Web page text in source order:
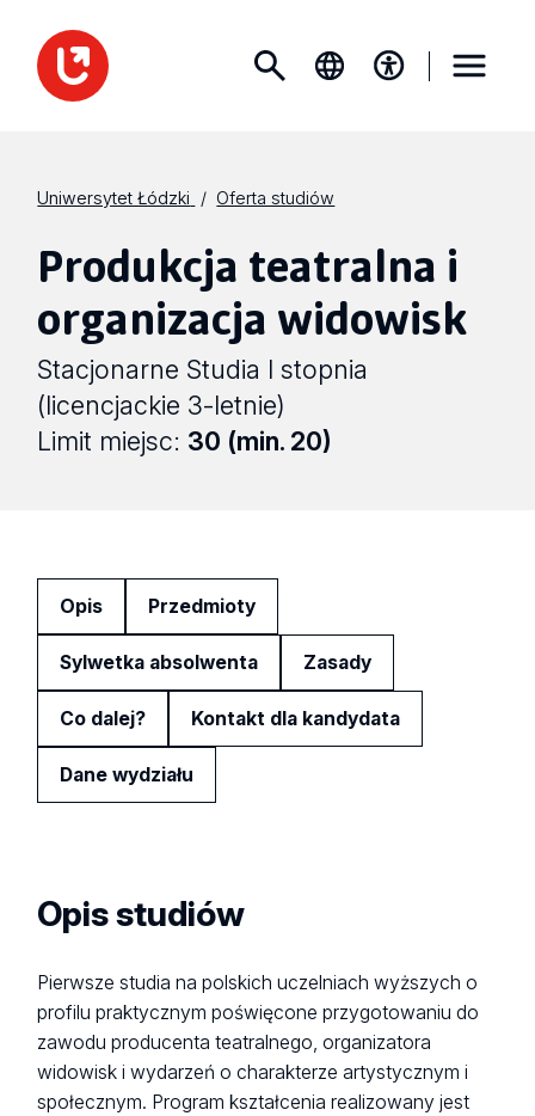
Uniwersytet Łódzki Oferta studiów
Produkcja teatralna i
organizacja widowisk
Stacjonarne Studia I stopnia
(licencjackie 3-letnie)
Limit miejsc: 30 (min. 20)
Opis Przedmioty
Sylwetka absolwenta Zasady
Co dalej? Kontakt dla kandydata
Dane wydziału
Opis studiów
Pierwsze studia na polskich uczelniach wyższych o
profilu praktycznym poświęcone przygotowaniu do
zawodu producenta teatralnego, organizatora
widowisk i wydarzeń o charakterze artystycznym i
społecznym. Program kształcenia realizowany jest